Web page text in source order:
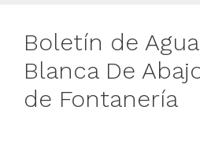
Boletín de
Blanca De
de Fontanería